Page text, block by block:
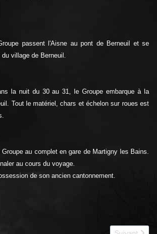
passent l'Aisne au pont de Berneuil et se
village de Berneuil.
la nuit du 30 au 31, le Groupe embarque à la
Tout le matériel, chars et échelon sur roues est
au complet en gare de Martigny les Bains.
au cours du voyage.
de son ancien cantonnement.